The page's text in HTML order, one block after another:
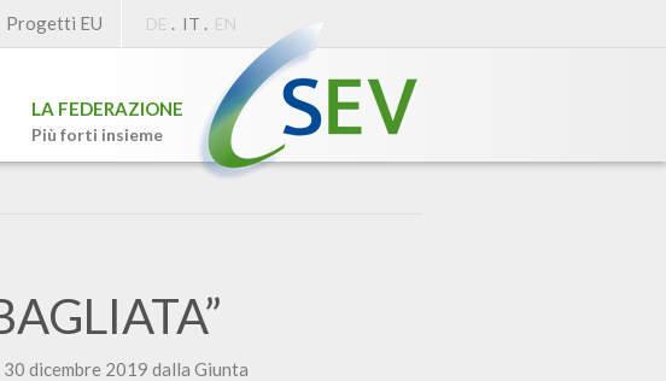
LA FEDERAZIONE
Più forti insieme
Progetti EU DE . IT . EN
dicembre 2019 dalla Giunta